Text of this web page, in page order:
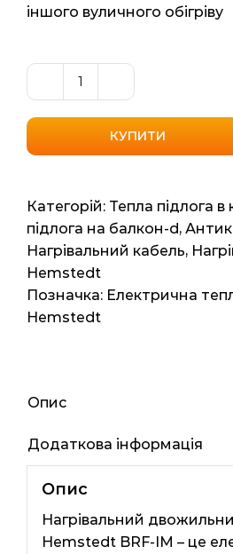
іншого вуличного обігріву
Вуличний
нагрівальний
кабель
Hemstedt
(Німеччина)
2.8м2,
27.94мп,
699ват
кількість
КУПИТИ
Категорій: Тепла підлога
підлога на балкон-d,
Нагрівальний кабель,
Hemstedt
Позначка: Електрична
Hemstedt
Опис
Додаткова інформація
Опис
Нагрівальний
Hemstedt BRF-IM – це